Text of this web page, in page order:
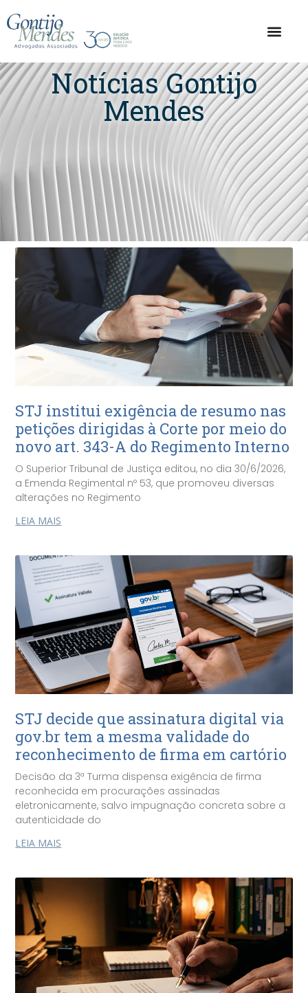
Notícias Gontijo
Mendes
STJ institui exigência de resumo nas
petições dirigidas à Corte por meio do
novo art. 343-A do Regimento Interno
O Superior Tribunal de Justiça editou, no dia 30/6/2026,
a Emenda Regimental nº 53, que promoveu diversas
alterações no Regimento
LEIA MAIS
STJ decide que assinatura digital via
gov.br tem a mesma validade do
reconhecimento de firma em cartório
Decisão da 3ª Turma dispensa exigência de firma
reconhecida em procurações assinadas
eletronicamente, salvo impugnação concreta sobre a
autenticidade do
LEIA MAIS